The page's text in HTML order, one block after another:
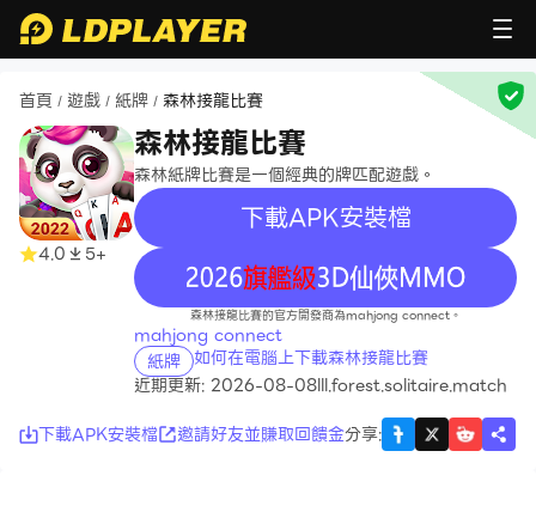
首頁 / 遊戲 / 紙牌 / 森林接龍比賽
4.0 5+
森林接龍比賽
森林紙牌比賽是一個經典的牌匹配遊戲。
下載APK安裝檔
recommend
森林接龍比賽的官方開發商為mahjong connect。
mahjong connect
紙牌 如何在電腦上下載森林接龍比賽
近期更新: 2026-08-08lll.forest.solitaire.match
下載APK安裝檔
邀請好友並賺取回饋金分享: